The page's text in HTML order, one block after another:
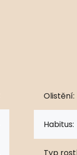
Olistění:
Habitus: